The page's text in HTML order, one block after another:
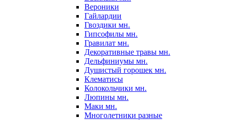
Вероники
Гайлардии
Гвоздики мн.
Гипсофилы мн.
Гравилат мн.
Декоративные травы мн.
Дельфиниумы мн.
Душистый горошек мн.
Клематисы
Колокольчики мн.
Люпины мн.
Маки мн.
Многолетники разные